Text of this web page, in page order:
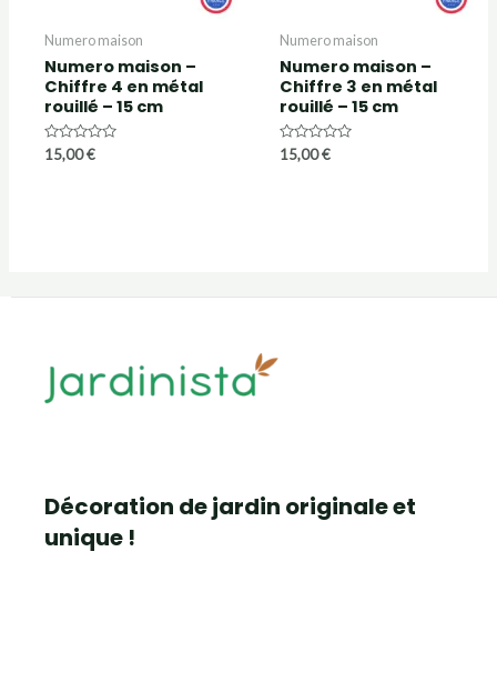
Numero maison
Numero maison –
Chiffre 4 en métal
rouillé – 15 cm
Note
15,00€
Numero maison
Numero maison –
Chiffre 3 en métal
rouillé – 15 cm
Note
15,00€
Décoration de jardin originale et
unique !